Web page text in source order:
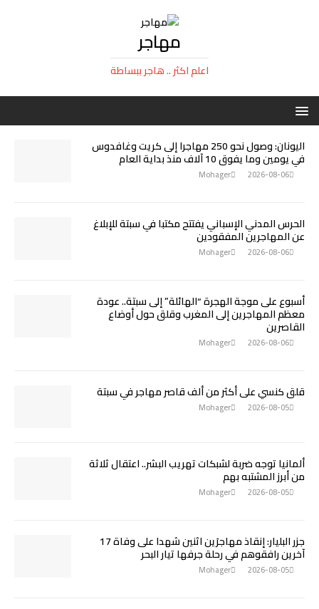
مهاجر
اعلم اكثر .. هاجر ببساطة
اليونان: وصول نحو 250 مهاجرا إلى كريت وغافدوس
في يومين وما يفوق 10 آلاف منذ بداية العام
2026-08-06
Mohager
الحرس المدني الإسباني يفتتح مكتبا في سبتة للإبلاغ
عن المهاجرين المفقودين
2026-08-06
Mohager
أسبوع على موجة الهجرة “الهائلة” إلى سبتة.. عودة
معظم المهاجرين إلى المغرب وقلق حول أوضاع
القاصرين
2026-08-06
Mohager
قلق كنسي على أكثر من ألف قاصر مهاجر في سبتة
2026-08-05
Mohager
ألمانيا توجه ضربة لشبكات تهريب البشر.. اعتقال ثلاثة
من أبرز المشتبه بهم
2026-08-05
Mohager
جزر البليار: إنقاذ مهاجرَين اثنين شهدا على وفاة 17
آخرين رافقوهم في رحلة جرفها تيار البحر
2026-08-05
Mohager